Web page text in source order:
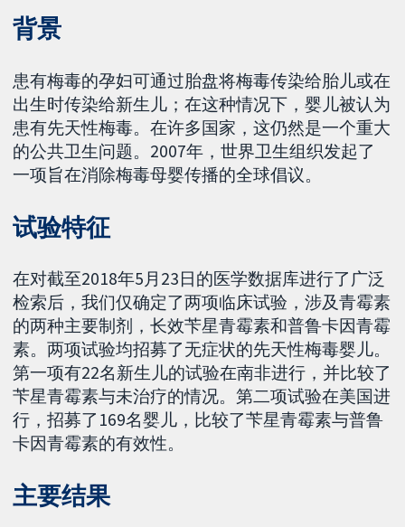
背景
患有梅毒的孕妇可通过胎盘将梅毒传染给胎儿或在
出生时传染给新生儿；在这种情况下，婴儿被认为
患有先天性梅毒。在许多国家，这仍然是一个重大
的公共卫生问题。2007年，世界卫生组织发起了
一项旨在消除梅毒母婴传播的全球倡议。
试验特征
在对截至2018年5月23日的医学数据库进行了广泛
检索后，我们仅确定了两项临床试验，涉及青霉素
的两种主要制剂，长效苄星青霉素和普鲁卡因青霉
素。两项试验均招募了无症状的先天性梅毒婴儿。
第一项有22名新生儿的试验在南非进行，并比较了
苄星青霉素与未治疗的情况。第二项试验在美国进
行，招募了169名婴儿，比较了苄星青霉素与普鲁
卡因青霉素的有效性。
主要结果